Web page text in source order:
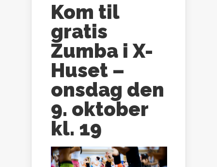
Kom til
gratis
Zumba i X-
Huset –
onsdag den
9. oktober
kl. 19